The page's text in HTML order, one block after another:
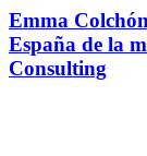
Emma
España de la
Consulting